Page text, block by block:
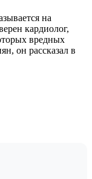
на
кардиолог,
вредных
он рассказал в